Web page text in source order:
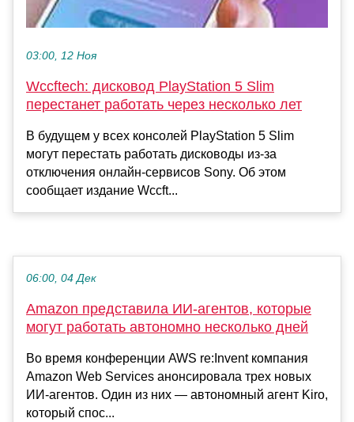
03:00, 12 Ноя
Wccftech: дисковод PlayStation 5 Slim
перестанет работать через несколько лет
В будущем у всех консолей PlayStation 5 Slim
могут перестать работать дисководы из-за
отключения онлайн-сервисов Sony. Об этом
сообщает издание Wccft...
06:00, 04 Дек
Amazon представила ИИ-агентов, которые
могут работать автономно несколько дней
Во время конференции AWS re:Invent компания
Amazon Web Services анонсировала трех новых
ИИ-агентов. Один из них — автономный агент Kiro,
который спос...